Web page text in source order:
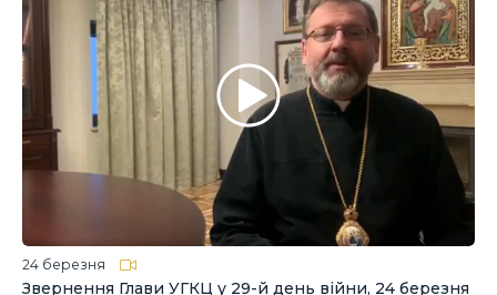
24 березня
Звернення Глави УГКЦ у 29-й день війни, 24 березня